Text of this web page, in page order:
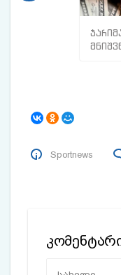
Sportnews